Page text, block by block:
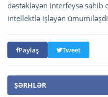
dəstəkləyən interfeysə sahib
intellektlə işləyən
Paylaş Tweet
ŞƏRHLƏR